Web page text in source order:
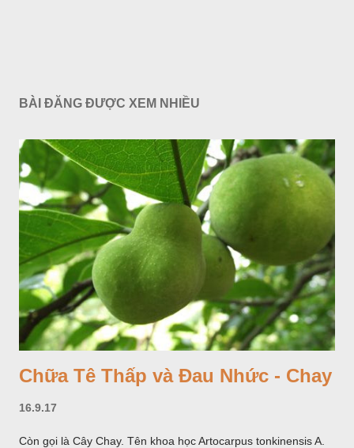
BÀI ĐĂNG ĐƯỢC XEM NHIỀU
Chữa Tê Thấp và Đau Nhức - Chay
16.9.17
Còn gọi là Cây Chay. Tên khoa học Artocarpus tonkinensis A.